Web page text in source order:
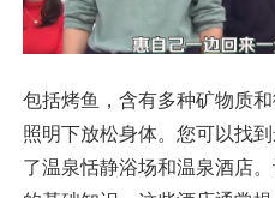
包括烤鱼，含有多种矿物质
照明下放松身体。您可以找
了温泉恬静浴场和温泉酒店